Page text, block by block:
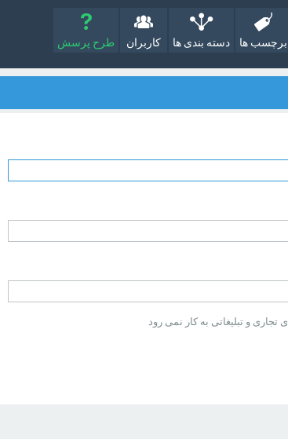
برچسب ها دسته بندی ها کاربران طرح پرسش
و تبلیغاتی به کار نمی رود